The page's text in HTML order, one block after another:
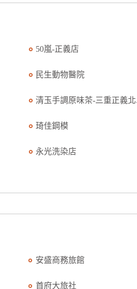
50嵐-正義店
民生動物醫院
清玉手調原味茶-三重正義北
琦佳鋼模
永光洗染店
安盛商務旅館
首府大旅社